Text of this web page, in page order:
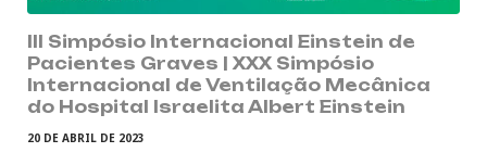
III Simpósio Internacional Einstein de
Pacientes Graves | XXX Simpósio
Internacional de Ventilação Mecânica
do Hospital Israelita Albert Einstein
20 DE ABRIL DE 2023